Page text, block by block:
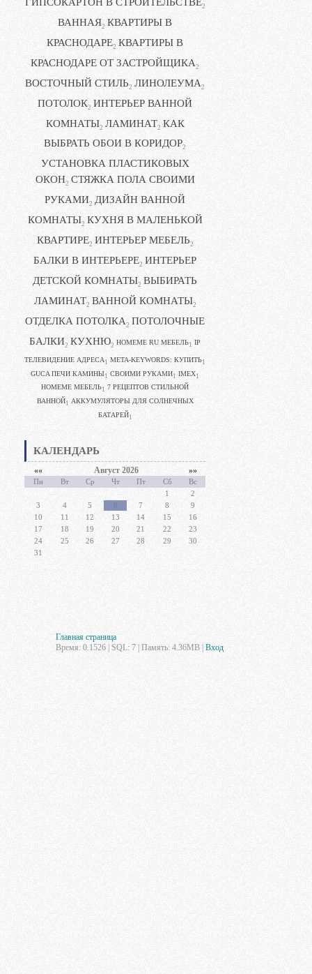
2
ВАННАЯ2 КВАРТИРЫ В
КРАСНОДАРЕ2 КВАРТИРЫ В
КРАСНОДАРЕ ОТ ЗАСТРОЙЩИКА2
ВОСТОЧНЫЙ СТИЛЬ2 ЛИНОЛЕУМА2
ПОТОЛОК2 ИНТЕРЬЕР ВАННОЙ
КОМНАТЫ2 ЛАМИНАТ2 КАК
ВЫБРАТЬ ОБОИ В КОРИДОР2
УСТАНОВКА ПЛАСТИКОВЫХ
ОКОН2 СТЯЖКА ПОЛА СВОИМИ
РУКАМИ2 ДИЗАЙН ВАННОЙ
КОМНАТЫ2 КУХНЯ В МАЛЕНЬКОЙ
КВАРТИРЕ2 ИНТЕРЬЕР МЕБЕЛЬ2
БАЛКИ В ИНТЕРЬЕРЕ2 ИНТЕРЬЕР
ДЕТСКОЙ КОМНАТЫ2 ВЫБИРАТЬ
ЛАМИНАТ2 ВАННОЙ КОМНАТЫ2
ОТДЕЛКА ПОТОЛКА2 ПОТОЛОЧНЫЕ
БАЛКИ2 КУХНЮ2 HOMEME RU МЕБЕЛЬ1 IP
ТЕЛЕВИДЕНИЕ АДРЕСА 1 META-KEYWORDS: КУПИТЬ1
GUCA ПЕЧИ КАМИНЫ1 CВОИМИ РУКАМИ1 IMEX1
HOMEME МЕБЕЛЬ1 7 РЕЦЕПТОВ СТИЛЬНОЙ
ВАННОЙ1 АККУМУЛЯТОРЫ ДЛЯ СОЛНЕЧНЫХ
БАТАРЕЙ1
КАЛЕНДАРЬ
«« Август 2026 »»
Пн Вт Ср Чт Пт Сб
Вс
1
2
3
4 5 6 7 8
9
10
11 12 13 14 15
16
17
18 19 20 21 22
23
24
25 26 27 28 29
30
31
Главная страница
Время: 0.1526 | SQL: 7 | Память: 4.36MB Вход